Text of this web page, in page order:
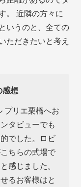
。 近隣の方々に
いうのと、全ての
ただきたいと考え
感想
プリエ栗橋へお
タビューでも
でした。ロビ
ちらの式場で
感じました。
るお客様はと